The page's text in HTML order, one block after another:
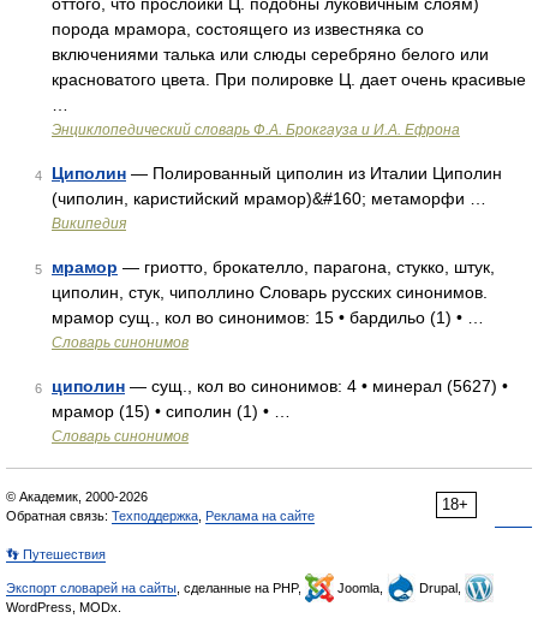
порода мрамора, состоящего из известняка со
включениями талька или слюды серебряно белого или
красноватого цвета. При полировке Ц. дает очень красивые
Энциклопедический словарь Ф.А. Брокгауза и И.А. Ефрона
4 Циполин — Полированный циполин из Италии Циполин
(чиполин, каристийский мрамор)&#160; метаморфи …
Википедия
5 мрамор — гриотто, брокателло, парагона, стукко, штук,
циполин, стук, чиполлино Словарь русских синонимов.
мрамор сущ., кол во синонимов: 15 • бардильо (1) • …
Словарь синонимов
6 циполин — сущ., кол во синонимов: 4 • минерал (5627) •
мрамор (15) • сиполин (1) • …
Словарь синонимов
18+
© Академик, 2000-2026
Обратная связь: Техподдержка Реклама на сайте
👣 Путешествия
Экспорт словарей на сайты , сделанные на PHP, Joomla,
Drupal,
WordPress, MODx.